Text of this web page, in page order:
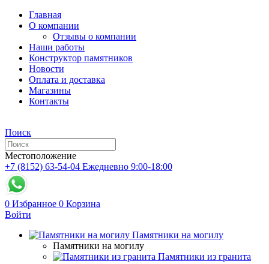
Главная
О компании
Отзывы о компании
Наши работы
Конструктор памятников
Новости
Оплата и доставка
Магазины
Контакты
Поиск
Местоположение
+7 (8152) 63-54-04 Ежедневно 9:00-18:00
0 Избранное 0 Корзина
Войти
Памятники на могилу
Памятники на могилу
Памятники из гранита